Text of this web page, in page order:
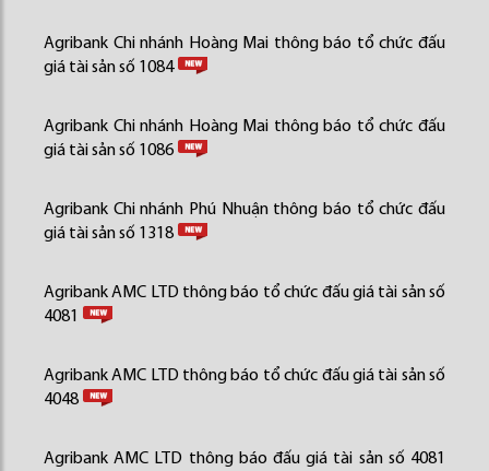
Agribank Chi nhánh Hoàng Mai thông báo tổ chức đấu
giá tài sản số 1084
Agribank Chi nhánh Hoàng Mai thông báo tổ chức đấu
giá tài sản số 1086
Agribank Chi nhánh Phú Nhuận thông báo tổ chức đấu
giá tài sản số 1318
Agribank AMC LTD thông báo tổ chức đấu giá tài sản số
4081
Agribank AMC LTD thông báo tổ chức đấu giá tài sản số
4048
Agribank AMC LTD thông báo đấu giá tài sản số 4081